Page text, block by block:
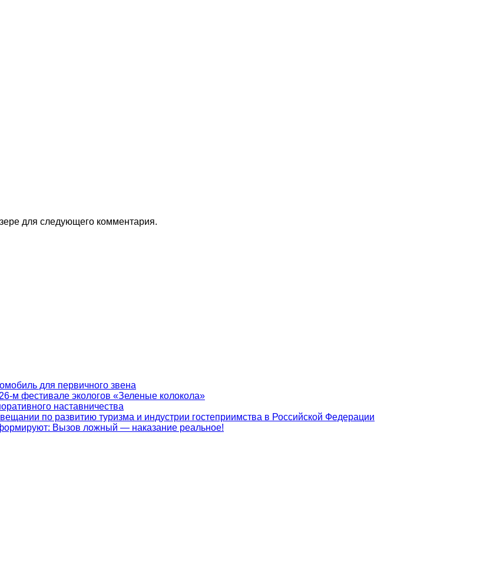
для следующего комментария.
для первичного звена
м фестивале экологов «Зеленые колокола»
наставничества
по развитию туризма и индустрии гостеприимства в Российской Федерации
Вызов ложный — наказание реальное!